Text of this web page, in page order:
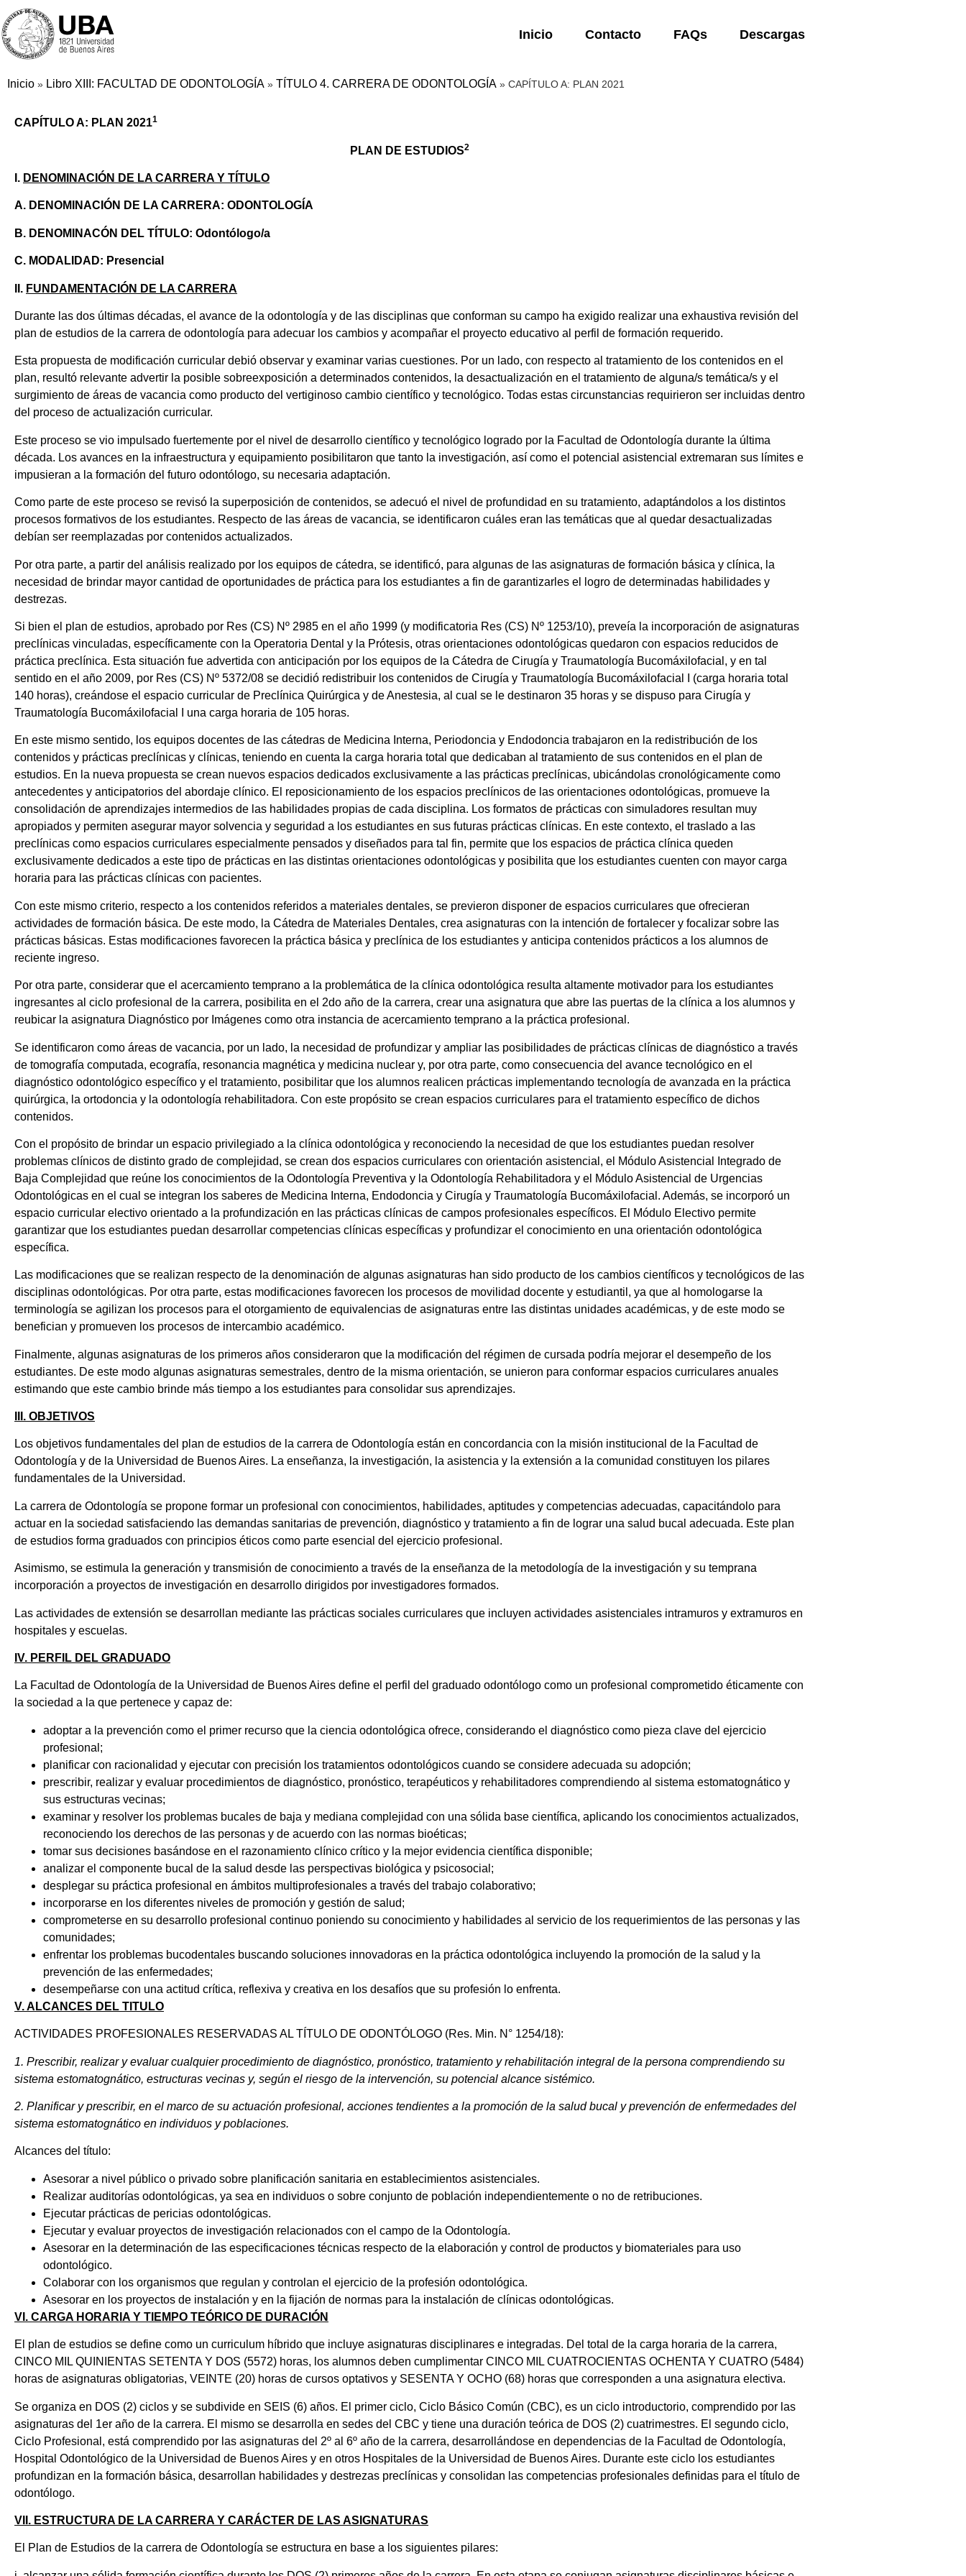
Inicio Contacto FAQs Descargas
Inicio » Libro XIII: FACULTAD DE ODONTOLOGÍA » TÍTULO 4. CARRERA DE ODONTOLOGÍA » CAPÍTULO A: PLAN 2021
CAPÍTULO A: PLAN 20211
PLAN DE ESTUDIOS2
I. DENOMINACIÓN DE LA CARRERA Y TÍTULO
A. DENOMINACIÓN DE LA CARRERA: ODONTOLOGÍA
B. DENOMINACÓN DEL TÍTULO: Odontólogo/a
C. MODALIDAD: Presencial
II. FUNDAMENTACIÓN DE LA CARRERA
Durante las dos últimas décadas, el avance de la odontología y de las disciplinas que conforman su campo ha exigido realizar una exhaustiva revisión del
plan de estudios de la carrera de odontología para adecuar los cambios y acompañar el proyecto educativo al perfil de formación requerido.
Esta propuesta de modificación curricular debió observar y examinar varias cuestiones. Por un lado, con respecto al tratamiento de los contenidos en el
plan, resultó relevante advertir la posible sobreexposición a determinados contenidos, la desactualización en el tratamiento de alguna/s temática/s y el
surgimiento de áreas de vacancia como producto del vertiginoso cambio científico y tecnológico. Todas estas circunstancias requirieron ser incluidas dentro
del proceso de actualización curricular.
Este proceso se vio impulsado fuertemente por el nivel de desarrollo científico y tecnológico logrado por la Facultad de Odontología durante la última
década. Los avances en la infraestructura y equipamiento posibilitaron que tanto la investigación, así como el potencial asistencial extremaran sus límites e
impusieran a la formación del futuro odontólogo, su necesaria adaptación.
Como parte de este proceso se revisó la superposición de contenidos, se adecuó el nivel de profundidad en su tratamiento, adaptándolos a los distintos
procesos formativos de los estudiantes. Respecto de las áreas de vacancia, se identificaron cuáles eran las temáticas que al quedar desactualizadas
debían ser reemplazadas por contenidos actualizados.
Por otra parte, a partir del análisis realizado por los equipos de cátedra, se identificó, para algunas de las asignaturas de formación básica y clínica, la
necesidad de brindar mayor cantidad de oportunidades de práctica para los estudiantes a fin de garantizarles el logro de determinadas habilidades y
destrezas.
Si bien el plan de estudios, aprobado por Res (CS) Nº 2985 en el año 1999 (y modificatoria Res (CS) Nº 1253/10), preveía la incorporación de asignaturas
preclínicas vinculadas, específicamente con la Operatoria Dental y la Prótesis, otras orientaciones odontológicas quedaron con espacios reducidos de
práctica preclínica. Esta situación fue advertida con anticipación por los equipos de la Cátedra de Cirugía y Traumatología Bucomáxilofacial, y en tal
sentido en el año 2009, por Res (CS) Nº 5372/08 se decidió redistribuir los contenidos de Cirugía y Traumatología Bucomáxilofacial I (carga horaria total
140 horas), creándose el espacio curricular de Preclínica Quirúrgica y de Anestesia, al cual se le destinaron 35 horas y se dispuso para Cirugía y
Traumatología Bucomáxilofacial I una carga horaria de 105 horas.
En este mismo sentido, los equipos docentes de las cátedras de Medicina Interna, Periodoncia y Endodoncia trabajaron en la redistribución de los
contenidos y prácticas preclínicas y clínicas, teniendo en cuenta la carga horaria total que dedicaban al tratamiento de sus contenidos en el plan de
estudios. En la nueva propuesta se crean nuevos espacios dedicados exclusivamente a las prácticas preclínicas, ubicándolas cronológicamente como
antecedentes y anticipatorios del abordaje clínico. El reposicionamiento de los espacios preclínicos de las orientaciones odontológicas, promueve la
consolidación de aprendizajes intermedios de las habilidades propias de cada disciplina. Los formatos de prácticas con simuladores resultan muy
apropiados y permiten asegurar mayor solvencia y seguridad a los estudiantes en sus futuras prácticas clínicas. En este contexto, el traslado a las
preclínicas como espacios curriculares especialmente pensados y diseñados para tal fin, permite que los espacios de práctica clínica queden
exclusivamente dedicados a este tipo de prácticas en las distintas orientaciones odontológicas y posibilita que los estudiantes cuenten con mayor carga
horaria para las prácticas clínicas con pacientes.
Con este mismo criterio, respecto a los contenidos referidos a materiales dentales, se previeron disponer de espacios curriculares que ofrecieran
actividades de formación básica. De este modo, la Cátedra de Materiales Dentales, crea asignaturas con la intención de fortalecer y focalizar sobre las
prácticas básicas. Estas modificaciones favorecen la práctica básica y preclínica de los estudiantes y anticipa contenidos prácticos a los alumnos de
reciente ingreso.
Por otra parte, considerar que el acercamiento temprano a la problemática de la clínica odontológica resulta altamente motivador para los estudiantes
ingresantes al ciclo profesional de la carrera, posibilita en el 2do año de la carrera, crear una asignatura que abre las puertas de la clínica a los alumnos y
reubicar la asignatura Diagnóstico por Imágenes como otra instancia de acercamiento temprano a la práctica profesional.
Se identificaron como áreas de vacancia, por un lado, la necesidad de profundizar y ampliar las posibilidades de prácticas clínicas de diagnóstico a través
de tomografía computada, ecografía, resonancia magnética y medicina nuclear y, por otra parte, como consecuencia del avance tecnológico en el
diagnóstico odontológico específico y el tratamiento, posibilitar que los alumnos realicen prácticas implementando tecnología de avanzada en la práctica
quirúrgica, la ortodoncia y la odontología rehabilitadora. Con este propósito se crean espacios curriculares para el tratamiento específico de dichos
contenidos.
Con el propósito de brindar un espacio privilegiado a la clínica odontológica y reconociendo la necesidad de que los estudiantes puedan resolver
problemas clínicos de distinto grado de complejidad, se crean dos espacios curriculares con orientación asistencial, el Módulo Asistencial Integrado de
Baja Complejidad que reúne los conocimientos de la Odontología Preventiva y la Odontología Rehabilitadora y el Módulo Asistencial de Urgencias
Odontológicas en el cual se integran los saberes de Medicina Interna, Endodoncia y Cirugía y Traumatología Bucomáxilofacial. Además, se incorporó un
espacio curricular electivo orientado a la profundización en las prácticas clínicas de campos profesionales específicos. El Módulo Electivo permite
garantizar que los estudiantes puedan desarrollar competencias clínicas específicas y profundizar el conocimiento en una orientación odontológica
específica.
Las modificaciones que se realizan respecto de la denominación de algunas asignaturas han sido producto de los cambios científicos y tecnológicos de las
disciplinas odontológicas. Por otra parte, estas modificaciones favorecen los procesos de movilidad docente y estudiantil, ya que al homologarse la
terminología se agilizan los procesos para el otorgamiento de equivalencias de asignaturas entre las distintas unidades académicas, y de este modo se
benefician y promueven los procesos de intercambio académico.
Finalmente, algunas asignaturas de los primeros años consideraron que la modificación del régimen de cursada podría mejorar el desempeño de los
estudiantes. De este modo algunas asignaturas semestrales, dentro de la misma orientación, se unieron para conformar espacios curriculares anuales
estimando que este cambio brinde más tiempo a los estudiantes para consolidar sus aprendizajes.
III. OBJETIVOS
Los objetivos fundamentales del plan de estudios de la carrera de Odontología están en concordancia con la misión institucional de la Facultad de
Odontología y de la Universidad de Buenos Aires. La enseñanza, la investigación, la asistencia y la extensión a la comunidad constituyen los pilares
fundamentales de la Universidad.
La carrera de Odontología se propone formar un profesional con conocimientos, habilidades, aptitudes y competencias adecuadas, capacitándolo para
actuar en la sociedad satisfaciendo las demandas sanitarias de prevención, diagnóstico y tratamiento a fin de lograr una salud bucal adecuada. Este plan
de estudios forma graduados con principios éticos como parte esencial del ejercicio profesional.
Asimismo, se estimula la generación y transmisión de conocimiento a través de la enseñanza de la metodología de la investigación y su temprana
incorporación a proyectos de investigación en desarrollo dirigidos por investigadores formados.
Las actividades de extensión se desarrollan mediante las prácticas sociales curriculares que incluyen actividades asistenciales intramuros y extramuros en
hospitales y escuelas.
IV. PERFIL DEL GRADUADO
La Facultad de Odontología de la Universidad de Buenos Aires define el perfil del graduado odontólogo como un profesional comprometido éticamente con
la sociedad a la que pertenece y capaz de:
adoptar a la prevención como el primer recurso que la ciencia odontológica ofrece, considerando el diagnóstico como pieza clave del ejercicio
profesional;
planificar con racionalidad y ejecutar con precisión los tratamientos odontológicos cuando se considere adecuada su adopción;
prescribir, realizar y evaluar procedimientos de diagnóstico, pronóstico, terapéuticos y rehabilitadores comprendiendo al sistema estomatognático y
sus estructuras vecinas;
examinar y resolver los problemas bucales de baja y mediana complejidad con una sólida base científica, aplicando los conocimientos actualizados,
reconociendo los derechos de las personas y de acuerdo con las normas bioéticas;
tomar sus decisiones basándose en el razonamiento clínico crítico y la mejor evidencia científica disponible;
analizar el componente bucal de la salud desde las perspectivas biológica y psicosocial;
desplegar su práctica profesional en ámbitos multiprofesionales a través del trabajo colaborativo;
incorporarse en los diferentes niveles de promoción y gestión de salud;
comprometerse en su desarrollo profesional continuo poniendo su conocimiento y habilidades al servicio de los requerimientos de las personas y las
comunidades;
enfrentar los problemas bucodentales buscando soluciones innovadoras en la práctica odontológica incluyendo la promoción de la salud y la
prevención de las enfermedades;
desempeñarse con una actitud crítica, reflexiva y creativa en los desafíos que su profesión lo enfrenta.
V. ALCANCES DEL TITULO
ACTIVIDADES PROFESIONALES RESERVADAS AL TÍTULO DE ODONTÓLOGO (Res. Min. N° 1254/18):
1. Prescribir, realizar y evaluar cualquier procedimiento de diagnóstico, pronóstico, tratamiento y rehabilitación integral de la persona comprendiendo su
sistema estomatognático, estructuras vecinas y, según el riesgo de la intervención, su potencial alcance sistémico.
2. Planificar y prescribir, en el marco de su actuación profesional, acciones tendientes a la promoción de la salud bucal y prevención de enfermedades del
sistema estomatognático en individuos y poblaciones.
Alcances del título:
Asesorar a nivel público o privado sobre planificación sanitaria en establecimientos asistenciales.
Realizar auditorías odontológicas, ya sea en individuos o sobre conjunto de población independientemente o no de retribuciones.
Ejecutar prácticas de pericias odontológicas.
Ejecutar y evaluar proyectos de investigación relacionados con el campo de la Odontología.
Asesorar en la determinación de las especificaciones técnicas respecto de la elaboración y control de productos y biomateriales para uso
odontológico.
Colaborar con los organismos que regulan y controlan el ejercicio de la profesión odontológica.
Asesorar en los proyectos de instalación y en la fijación de normas para la instalación de clínicas odontológicas.
VI. CARGA HORARIA Y TIEMPO TEÓRICO DE DURACIÓN
El plan de estudios se define como un curriculum híbrido que incluye asignaturas disciplinares e integradas. Del total de la carga horaria de la carrera,
CINCO MIL QUINIENTAS SETENTA Y DOS (5572) horas, los alumnos deben cumplimentar CINCO MIL CUATROCIENTAS OCHENTA Y CUATRO (5484)
horas de asignaturas obligatorias, VEINTE (20) horas de cursos optativos y SESENTA Y OCHO (68) horas que corresponden a una asignatura electiva.
Se organiza en DOS (2) ciclos y se subdivide en SEIS (6) años. El primer ciclo, Ciclo Básico Común (CBC), es un ciclo introductorio, comprendido por las
asignaturas del 1er año de la carrera. El mismo se desarrolla en sedes del CBC y tiene una duración teórica de DOS (2) cuatrimestres. El segundo ciclo,
Ciclo Profesional, está comprendido por las asignaturas del 2º al 6º año de la carrera, desarrollándose en dependencias de la Facultad de Odontología,
Hospital Odontológico de la Universidad de Buenos Aires y en otros Hospitales de la Universidad de Buenos Aires. Durante este ciclo los estudiantes
profundizan en la formación básica, desarrollan habilidades y destrezas preclínicas y consolidan las competencias profesionales definidas para el título de
odontólogo.
VII. ESTRUCTURA DE LA CARRERA Y CARÁCTER DE LAS ASIGNATURAS
El Plan de Estudios de la carrera de Odontología se estructura en base a los siguientes pilares: